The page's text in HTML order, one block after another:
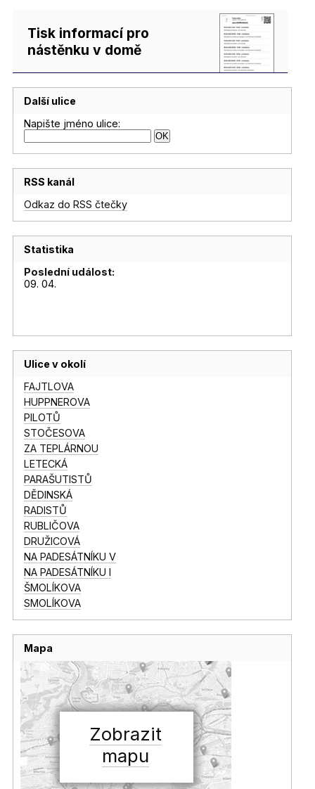
Tisk informací pro
nástěnku v domě
Další ulice
Napište jméno ulice:
RSS kanál
Odkaz do RSS čtečky
Statistika
Poslední událost:
09. 04.
Ulice v okolí
FAJTLOVA
HUPPNEROVA
PILOTŮ
STOČESOVA
ZA TEPLÁRNOU
LETECKÁ
PARAŠUTISTŮ
DĚDINSKÁ
RADISTŮ
RUBLIČOVA
DRUŽICOVÁ
NA PADESÁTNÍKU V
NA PADESÁTNÍKU I
ŠMOLÍKOVA
SMOLÍKOVA
Mapa
Zobrazit
mapu